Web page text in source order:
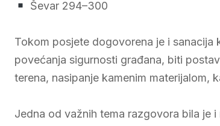
Ševar 294–300
Tokom posjete dogovorena je i sanacija
povećanja sigurnosti građana, biti
terena, nasipanje kamenim materijalom,
Jedna od važnih tema razgovora bila je